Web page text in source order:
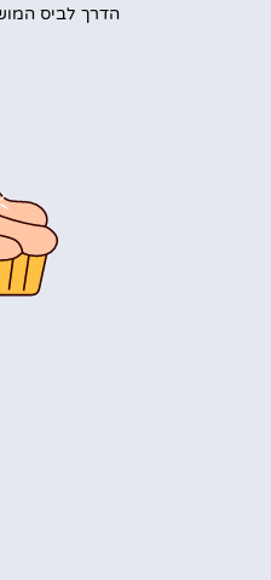
הדרך לביס